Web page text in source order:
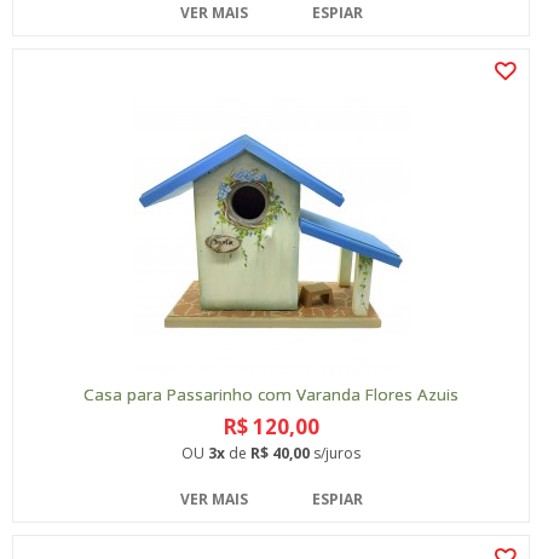
VER MAIS ESPIAR
Casa para Passarinho com Varanda Flores Azuis
R$ 120,00
OU 3x de R$ 40,00 s/juros
VER MAIS ESPIAR